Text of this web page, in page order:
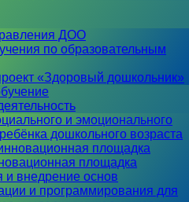
ДОО
по образовательным
«Здоровый дошкольник»
и эмоционального
дошкольного возраста
площадка
площадка
и внедрение основ
и программирования для